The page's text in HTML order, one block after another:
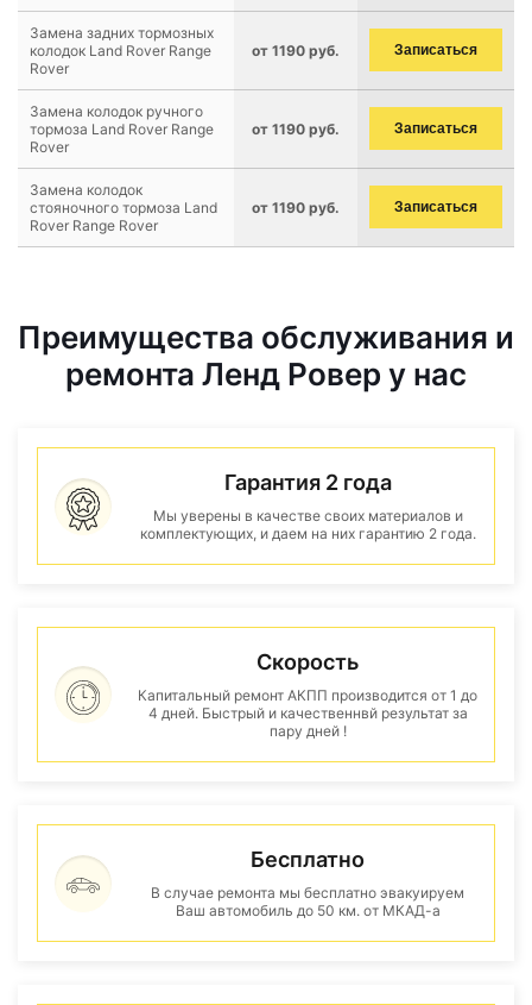
Замена задних тормозных
колодок Land Rover Range
Rover
от 1190 руб. Записаться
Замена колодок ручного
тормоза Land Rover Range
Rover
от 1190 руб. Записаться
Замена колодок
стояночного тормоза Land
Rover Range Rover
от 1190 руб. Записаться
Преимущества обслуживания и
ремонта Ленд Ровер у нас
Гарантия 2 года
Мы уверены в качестве своих материалов и
комплектующих, и даем на них гарантию 2 года.
Скорость
Капитальный ремонт АКПП производится от 1 до
4 дней. Быстрый и качественнвй результат за
пару дней !
Бесплатно
В случае ремонта мы бесплатно эвакуируем
Ваш автомобиль до 50 км. от МКАД-а